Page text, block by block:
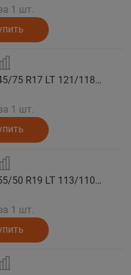
1 шт.
COMFORSER Автошина 245/75 R17 LT 121/118S CF1100 10PR RWL лето
1 шт.
COMFORSER Автошина 255/50 R19 LT 113/110S CF1100 RWL лето
1 шт.